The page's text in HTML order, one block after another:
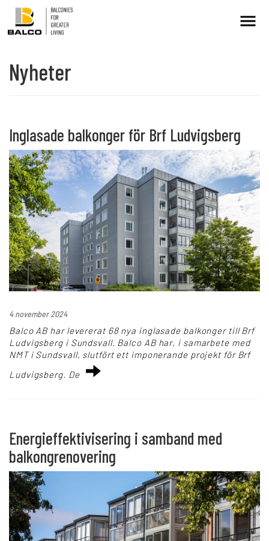
Kontakt/Service
+
Hållbarhet
Referenser
Nyheter
+
Karriär
Språk:
UK CH
Nyheter
Inglasade balkonger för Brf Ludvigsberg
4 november 2024
Balco AB har levererat 68 nya inglasade balkonger till Brf
Ludvigsberg i Sundsvall. Balco AB har, i samarbete med
NMT i Sundsvall, slutfört ett imponerande projekt för Brf
Ludvigsberg. De
Energieffektivisering i samband med
balkongrenovering